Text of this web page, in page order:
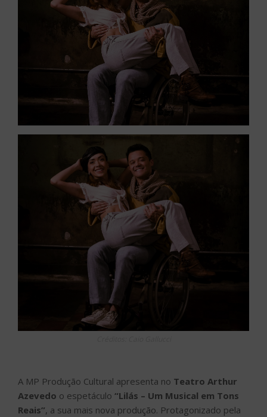
A MP Produção Cultural apresenta no Teatro Arthur
Azevedo o espetáculo “Lilás – Um Musical em Tons
Reais”, a sua mais nova produção. Protagonizado pela